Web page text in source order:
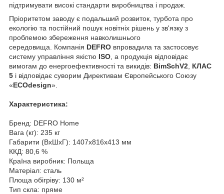
підтримувати високі стандарти виробництва і продаж.
Пріоритетом заводу є подальший розвиток, турбота про
екологію та постійний пошук новітніх рішень у зв'язку з
проблемою збереження навколишнього
середовища. Компанія DEFRO впровадила та застосовує
систему управління якістю ISO , а продукція відповідає
вимогам до енергоефективності та викидів: BimSchV2 КЛАС
5 і відповідає суворим Директивам Європейського Союзу
«ECOdesign».
Характеристика:
Бренд: DEFRO Home
Вага (кг): 235 кг
Габарити (ВxШxГ): 1407x816x413 мм
ККД: 80,6 %
Країна виробник: Польща
Матеріал: сталь
Площа обігріву: 130 м²
Тип скла: пряме